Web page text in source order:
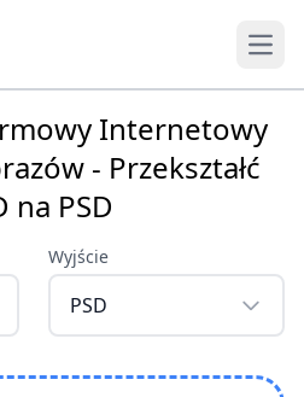
Internetowy
- Przekształć
na PSD
Wyjście
PSD